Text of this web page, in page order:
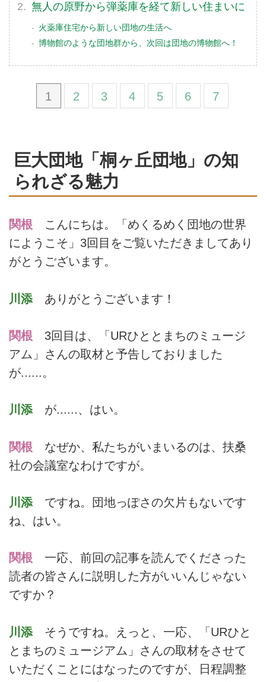
無人の原野から弾薬庫を経て新しい住まいに
火薬庫住宅から新しい団地の生活へ
博物館のような団地群から、次回は団地の博物館へ！
1 2 3 4 5 6 7
巨大団地「桐ヶ丘団地」の知
られざる魅力
関根 こんにちは。「めくるめく団地の世界
にようこそ」3回目をご覧いただきましてあり
がとうございます。
川添 ありがとうございます！
関根 3回目は、「URひととまちのミュージ
アム」さんの取材と予告しておりました
が......。
川添 が......、はい。
関根 なぜか、私たちがいまいるのは、扶桑
社の会議室なわけですが。
川添 ですね。団地っぽさの欠片もないです
ね、はい。
関根 一応、前回の記事を読んでくださった
読者の皆さんに説明した方がいいんじゃない
ですか？
川添 そうですね。えっと、一応、「URひと
とまちのミュージアム」さんの取材をさせて
いただくことにはなったのですが、日程調整